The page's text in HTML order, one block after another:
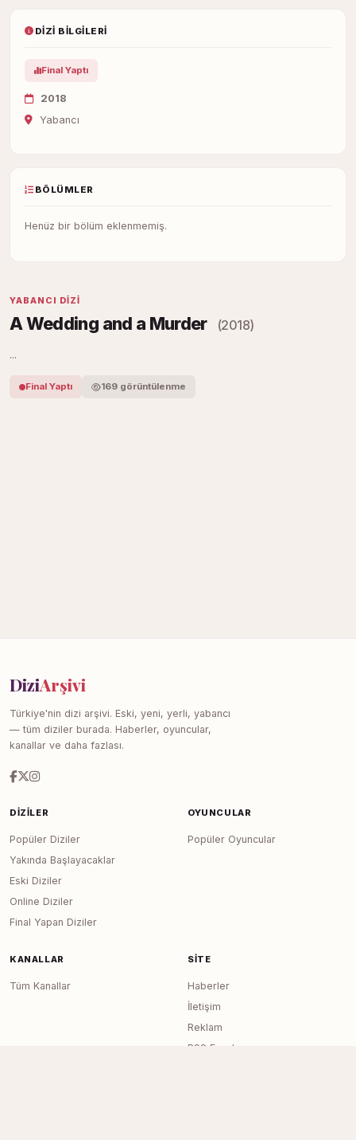
DIZI BILGILERI
Final Yaptı
2018
Yabancı
BÖLÜMLER
Henüz bir bölüm eklenmemiş.
YABANCI DIZI
A Wedding and a Murder (2018)
...
Final Yaptı 169 görüntülenme
DiziArşivi
Türkiye'nin dizi arşivi. Eski, yeni, yerli, yabancı
— tüm diziler burada. Haberler, oyuncular,
kanallar ve daha fazlası.
DIZILER
Popüler Diziler
Yakında Başlayacaklar
Eski Diziler
Online Diziler
Final Yapan Diziler
OYUNCULAR
Popüler Oyuncular
KANALLAR
Tüm Kanallar
SITE
Haberler
İletişim
Reklam
RSS Feed